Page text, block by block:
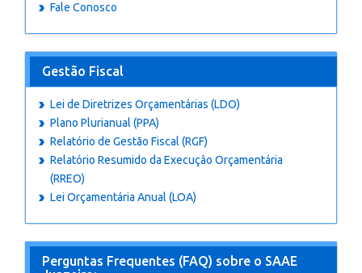
Fale Conosco
Gestão Fiscal
Lei de Diretrizes Orçamentárias (LDO)
Plano Plurianual (PPA)
Relatório de Gestão Fiscal (RGF)
Relatório Resumido da Execuçâo Orçamentária
(RREO)
Lei Orçamentária Anual (LOA)
Perguntas Frequentes (FAQ) sobre o SAAE